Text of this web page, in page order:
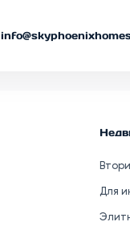
Для